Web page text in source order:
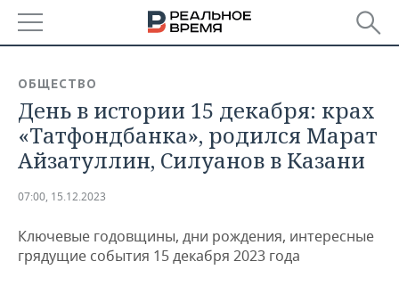
БАШКОРТОСТАН
ТАТАРСТАН
НОВОСТИ
АНАЛИТИКА
ДЕКЛАРАЦИИ О ДОХОДАХ
КОРОЛИ ГОСЗАКАЗА ПФО
НОВОСТИ ЭКОНОМИКИ
ФИНАНСЫ
ПРОМЫШЛЕННОСТЬ
НОВОСТИ
НЕДВИЖИМОСТЬ
ОБЩЕСТВО
День в истории 15 декабря: крах
«Татфондбанка», родился Марат
Айзатуллин, Силуанов в Казани
07:00, 15.12.2023
Ключевые годовщины, дни рождения, интересные
грядущие события 15 декабря 2023 года